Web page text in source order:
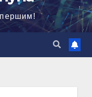
першим!